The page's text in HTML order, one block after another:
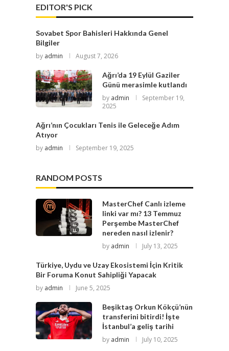
EDITOR'S PICK
Sovabet Spor Bahisleri Hakkında Genel
Bilgiler
by admin August 7, 2026
Ağrı’da 19 Eylül Gaziler
Günü merasimle kutlandı
by admin
September 19,
2025
Ağrı’nın Çocukları Tenis ile Geleceğe Adım
Atıyor
by admin September 19, 2025
RANDOM POSTS
MasterChef Canlı izleme
linki var mı? 13 Temmuz
Perşembe MasterChef
nereden nasıl izlenir?
by admin July 13, 2025
Türkiye, Uydu ve Uzay Ekosistemi İçin Kritik
Bir Foruma Konut Sahipliği Yapacak
by admin June 5, 2025
Beşiktaş Orkun Kökçü’nün
transferini bitirdi! İşte
İstanbul’a geliş tarihi
by admin July 10, 2025